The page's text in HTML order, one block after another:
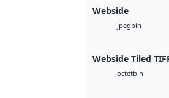
Webside
jpegbin
Webside Tiled
octetbin